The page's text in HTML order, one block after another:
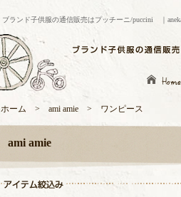
ブランド子供服の通信販売はプッチーニ/puccini ｜
ホーム > ami amie > ワンピース
ami amie